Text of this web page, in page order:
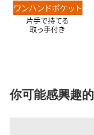
你可能感興趣